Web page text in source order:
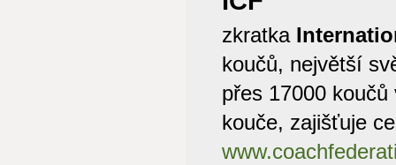
zkratka
koučů, největší
přes 17000
kouče, zajišťuje